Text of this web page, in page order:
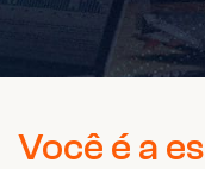
Você é a